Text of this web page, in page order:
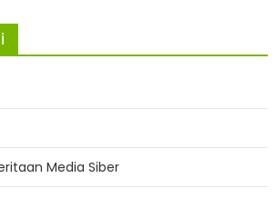
Media Siber